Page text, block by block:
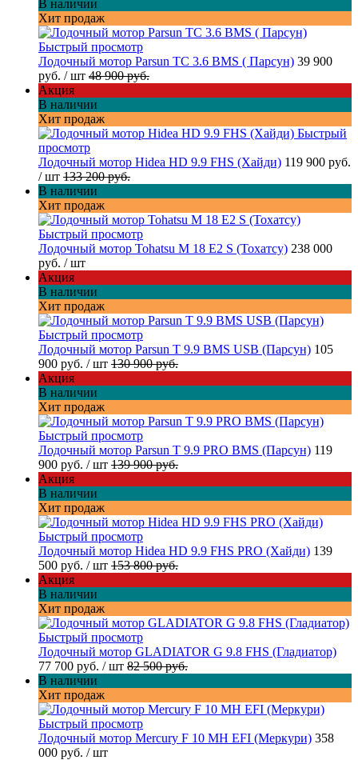
В наличии
Хит продаж
Быстрый просмотр
Лодочный мотор Parsun TC 3.6 BMS ( Парсун) 39 900
руб. / шт 48 900 руб.
Акция
В наличии
Хит продаж
Быстрый
просмотр
Лодочный мотор Hidea HD 9.9 FHS (Хайди) 119 900 руб.
/ шт 133 200 руб.
В наличии
Хит продаж
Быстрый просмотр
Лодочный мотор Tohatsu M 18 E2 S (Тохатсу) 238 000
руб. / шт
Акция
В наличии
Хит продаж
Быстрый просмотр
Лодочный мотор Parsun T 9.9 BMS USB (Парсун) 105
900 руб. / шт 130 900 руб.
Акция
В наличии
Хит продаж
Быстрый просмотр
Лодочный мотор Parsun T 9.9 PRO BMS (Парсун) 119
900 руб. / шт 139 900 руб.
Акция
В наличии
Хит продаж
Быстрый просмотр
Лодочный мотор Hidea HD 9.9 FHS PRO (Хайди) 139
500 руб. / шт 153 800 руб.
Акция
В наличии
Хит продаж
Быстрый просмотр
Лодочный мотор GLADIATOR G 9.8 FHS (Гладиатор)
77 700 руб. / шт 82 500 руб.
В наличии
Хит продаж
Быстрый просмотр
Лодочный мотор Mercury F 10 MH EFI (Меркури) 358
000 руб. / шт